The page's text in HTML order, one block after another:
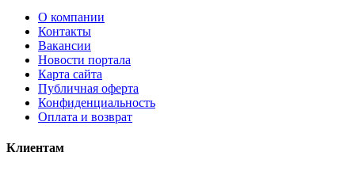
О компании
Контакты
Вакансии
Новости портала
Карта сайта
Публичная оферта
Конфиденциальность
Оплата и возврат
Клиентам